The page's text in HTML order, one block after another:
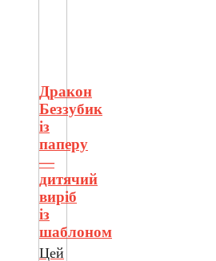
Дракон
Беззубик
із
паперу
—
дитячий
виріб
із
шаблоном
Цей